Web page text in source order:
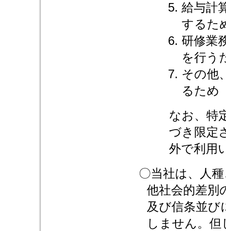
給与計
するた
研修業
を行う
その他
るため
なお、特
づき限定
外で利用
〇当社は、人
他社会的差別
及び信条並び
しません。